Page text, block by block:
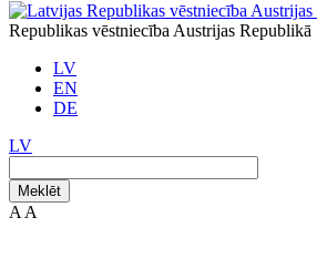
Republikas vēstniecība Austrijas Republikā
LV
EN
DE
LV
Meklēt
A A